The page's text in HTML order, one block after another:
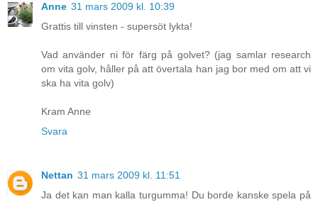
Anne 31 mars 2009 kl. 10:39
Grattis till vinsten - supersöt lykta!
Vad använder ni för färg på golvet? (jag samlar research
om vita golv, håller på att övertala han jag bor med om att vi
ska ha vita golv)
Kram Anne
Svara
Nettan 31 mars 2009 kl. 11:51
Ja det kan man kalla turgumma! Du borde kanske spela på